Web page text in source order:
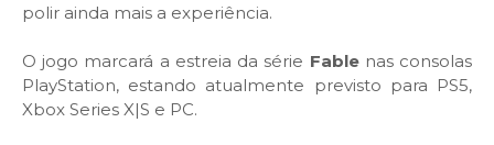
polir ainda mais a experiência.
O jogo marcará a estreia da série Fable nas consolas
PlayStation, estando atualmente previsto para PS5,
Xbox Series X|S e PC.